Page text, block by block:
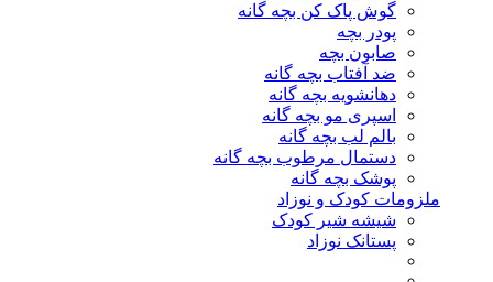
گوش پاک کن بچه گانه
پودر بچه
صابون بچه
ضد آفتاب بچه گانه
دهانشویه بچه گانه
اسپری مو بچه گانه
بالم لب بچه گانه
دستمال مرطوب بچه گانه
پوشک بچه گانه
ملزومات کودک و نوزاد
شیشه شیر کودک
پستانک نوزاد